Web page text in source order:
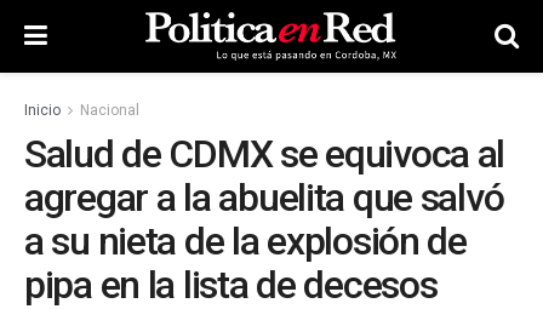
Inicio Nacional
Salud de CDMX se equivoca al
agregar a la abuelita que salvó
a su nieta de la explosión de
pipa en la lista de decesos